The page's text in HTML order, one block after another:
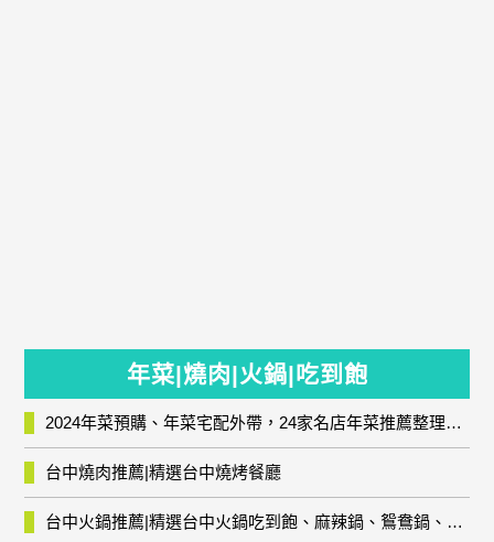
年菜|燒肉|火鍋|吃到飽
2024年菜預購、年菜宅配外帶，24家名店年菜推薦整理，圍爐輕鬆上菜團圓趣
台中燒肉推薦|精選台中燒烤餐廳
台中火鍋推薦|精選台中火鍋吃到飽、麻辣鍋、鴛鴦鍋、石頭火鍋、酸菜白肉鍋、海鮮鍋、燒酒雞、麻油雞、壽喜燒等熱門人氣火鍋店!